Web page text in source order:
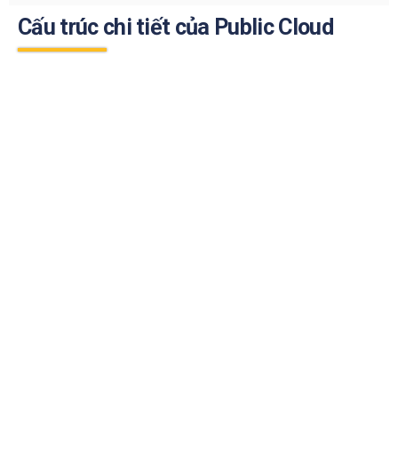
Cấu trúc chi tiết của Public Cloud